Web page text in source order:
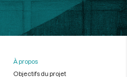
À propos
Objectifs du projet